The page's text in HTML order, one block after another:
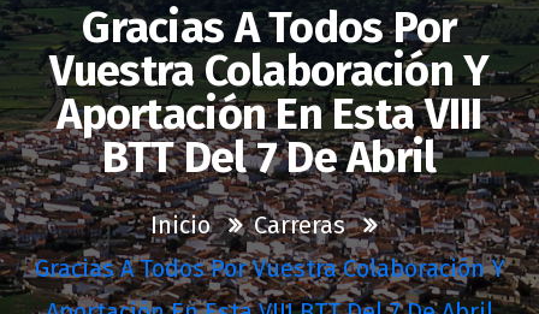
Gracias A Todos Por
Vuestra Colaboración Y
Aportación En Esta VIII
BTT Del 7 De Abril
Inicio
Carreras
Gracias A Todos Por Vuestra Colaboración Y